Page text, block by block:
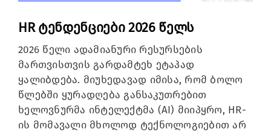
HR ტენდენციები2026 წელს
2026 წელი ადამიანური რესურსების
მართვისთვის გარდამტეხ ეტაპად
ყალიბდება. მიუხედავად იმისა, რომ ბოლო
წლებში ყურადღება განსაკუთრებით
ხელოვნურმა ინტელექტმა (AI) მიიპყრო, HR-
ის მომავალი მხოლოდ ტექნოლოგიებით არ